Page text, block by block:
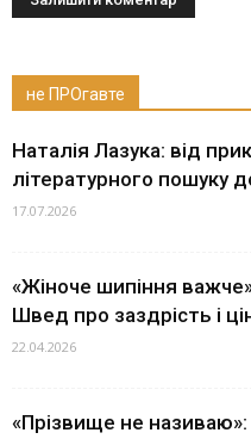
не ПРОгавте
Наталія Лазука: від
літературного пошуку
17.07.2026
«Жіноче шипіння
Швед про заздрість і
22.04.2026
«Прізвище не